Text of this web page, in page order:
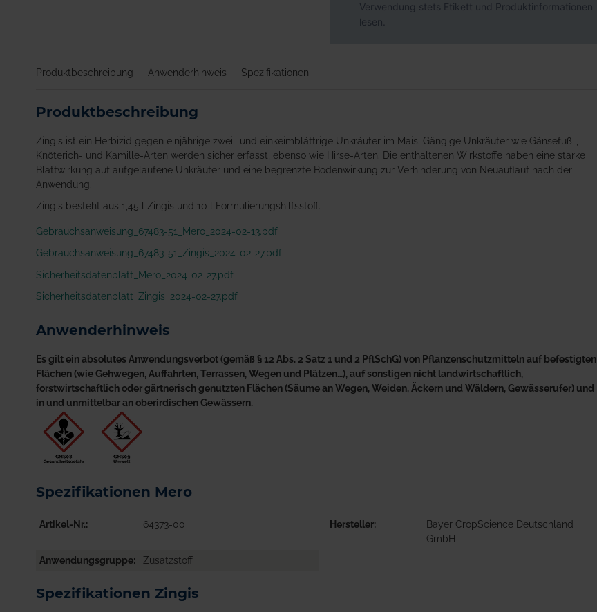
Verwendung stets Etikett und Produktinformationen
lesen.
Produktbeschreibung Anwenderhinweis Spezifikationen
Produktbeschreibung
Zingis ist ein Herbizid gegen einjährige zwei- und einkeimblättrige Unkräuter im Mais. Gängige Unkräuter wie Gänsefuß-,
Knöterich- und Kamille-Arten werden sicher erfasst, ebenso wie Hirse-Arten. Die enthaltenen Wirkstoffe haben eine starke
Blattwirkung auf aufgelaufene Unkräuter und eine begrenzte Bodenwirkung zur Verhinderung von Neuauflauf nach der
Anwendung.
Zingis besteht aus 1,45 l Zingis und 10 l Formulierungshilfsstoff.
Gebrauchsanweisung_67483-51_Mero_2024-02-13.pdf
Gebrauchsanweisung_67483-51_Zingis_2024-02-27.pdf
Sicherheitsdatenblatt_Mero_2024-02-27.pdf
Sicherheitsdatenblatt_Zingis_2024-02-27.pdf
Anwenderhinweis
Es gilt ein absolutes Anwendungsverbot (gemäß § 12 Abs. 2 Satz 1 und 2 PflSchG) von Pflanzenschutzmitteln auf befestigten
Flächen (wie Gehwegen, Auffahrten, Terrassen, Wegen und Plätzen…), auf sonstigen nicht landwirtschaftlich,
forstwirtschaftlich oder gärtnerisch genutzten Flächen (Säume an Wegen, Weiden, Äckern und Wäldern, Gewässerufer) und
in und unmittelbar an oberirdischen Gewässern.
Spezifikationen Mero
Artikel-Nr. 64373-00 Hersteller
Bayer CropScience Deutschland
GmbH
Anwendungsgruppe
Zusatzstoff
Spezifikationen Zingis